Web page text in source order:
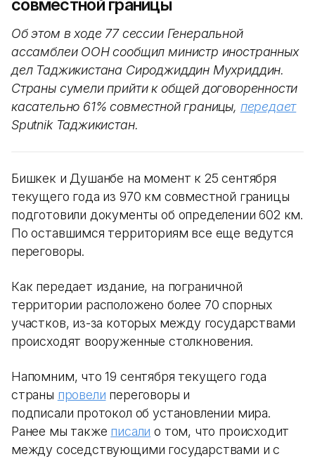
совместной границы
Об этом в ходе 77 сессии Генеральной
ассамблеи ООН сообщил министр иностранных
дел Таджикистана Сироджиддин Мухриддин.
Страны сумели прийти к общей договоренности
касательно 61% совместной границы, передает
Sputnik Таджикистан.
Бишкек и Душанбе на момент к 25 сентября
текущего года из 970 км совместной границы
подготовили документы об определении 602 км.
По оставшимся территориям все еще ведутся
переговоры.
Как передает издание, на пограничной
территории расположено более 70 спорных
участков, из-за которых между государствами
происходят вооруженные столкновения.
Напомним, что 19 сентября текущего года
страны провели переговоры и
подписали протокол об установлении мира.
Ранее мы также писали о том, что происходит
между соседствующими государствами и с